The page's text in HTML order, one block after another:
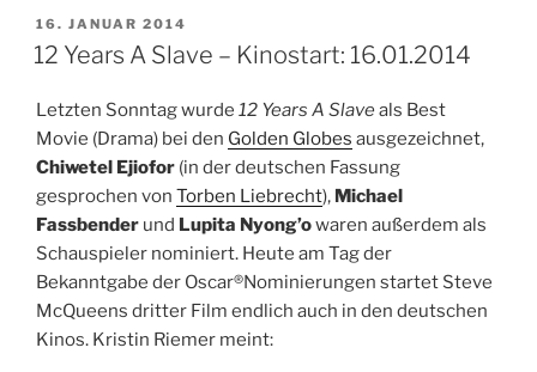
Man
2™:
of
Electro
–
Kinostart:
17.04.2014“
VERÖFFENTLICHT
AM
16. JANUAR 2014
12 Years A Slave – Kinostart: 16.01.2014
Letzten Sonntag wurde 12 Years A Slaveals Best
Movie (Drama) bei den Golden Globes ausgezeichnet,
Chiwetel Ejiofor (in der deutschen Fassung
gesprochen von Torben Liebrecht), Michael
Fassbender und Lupita Nyong’owaren außerdem als
Schauspieler nominiert. Heute am Tag der
Bekanntgabe der Oscar®Nominierungen startet Steve
McQueens dritter Film endlich auch in den deutschen
Kinos. Kristin Riemer meint: